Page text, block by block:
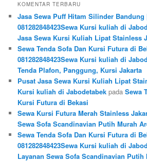
KOMENTAR TERBARU
Jasa Sewa Puff Hitam Silinder Bandung
081282848423Sewa Kursi kuliah di
Jasa Sewa Kursi Kuliah Lipat Stainless
Sewa Tenda Sofa Dan Kursi Futura di
081282848423Sewa Kursi kuliah di
Tenda Plafon, Panggung, Kursi Jakarta
Pusat Jasa Sewa Kursi Kuliah Lipat
Kursi kuliah di Jabodetabek padaSewa
Kursi Futura di Bekasi
Sewa Kursi Futura Merah Stainless
Sewa Sofa Scandinavian Putih Murah
Sewa Tenda Sofa Dan Kursi Futura di
081282848423Sewa Kursi kuliah di
Layanan Sewa Sofa Scandinavian Putih